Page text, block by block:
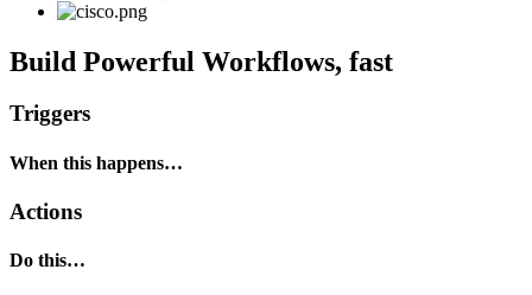
Build Powerful Workflows, fast
Triggers
When this happens…
Actions
Do this…